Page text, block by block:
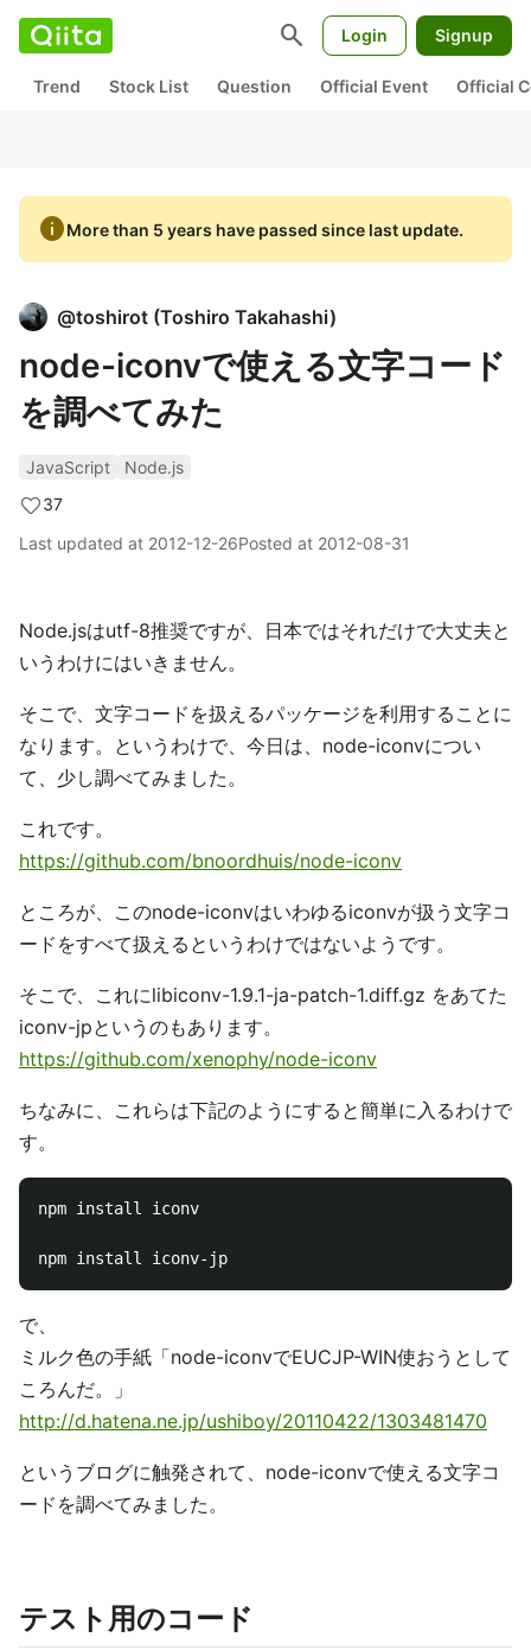
search Login Signup
Trend Stock List Question Official Event Official
infoMore than 5 years have passed since last update.
@toshirot (Toshiro Takahashi)
node-iconvで使える文字コード
を調べてみた
JavaScript
Node.js
37
Last updated at 2012-12-26Posted at 2012-08-31
Node.jsはutf-8推奨ですが、日本ではそれだけで大丈夫と
いうわけにはいきません。
そこで、文字コードを扱えるパッケージを利用することに
なります。というわけで、今日は、node-iconvについ
て、少し調べてみました。
これです。
https://github.com/bnoordhuis/node-iconv
ところが、このnode-iconvはいわゆるiconvが扱う文字コ
ードをすべて扱えるというわけではないようです。
そこで、これにlibiconv-1.9.1-ja-patch-1.diff.gz をあてた
iconv-jpというのもあります。
https://github.com/xenophy/node-iconv
ちなみに、これらは下記のようにすると簡単に入るわけで
す。
npm install iconv
で、
ミルク色の手紙「node-iconvでEUCJP-WIN使おうとして
ころんだ。」
http://d.hatena.ne.jp/ushiboy/20110422/1303481470
というブログに触発されて、node-iconvで使える文字コ
ードを調べてみました。
テスト用のコード